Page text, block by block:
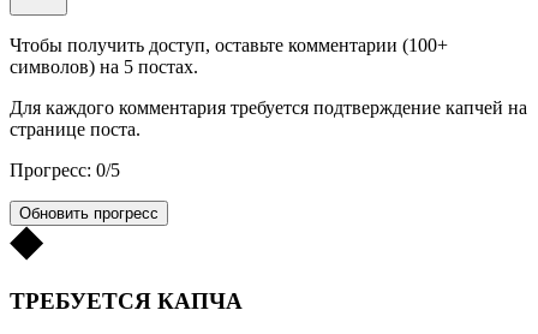
Чтобы получить доступ, оставьте комментарии (100+
символов) на 5 постах.
Для каждого комментария требуется подтверждение капчей на
странице поста.
Прогресс: 0/5
Обновить прогресс
ТРЕБУЕТСЯ КАПЧА